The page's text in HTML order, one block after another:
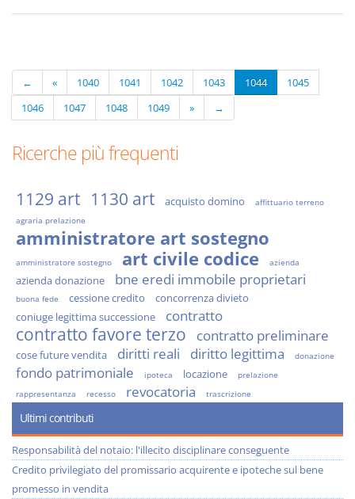
← « 1040 1041 1042 1043 1044
1045
1046
1047 1048 1049 » →
Ricerche più frequenti
1129 art 1130 art acquisto domino
affittuario terreno
agraria prelazione
amministratore art sostegno
amministratore sostegno art civile codice azienda
azienda donazione bne eredi immobile proprietari
buona fede cessione credito
concorrenza divieto
coniuge legittima successione
contratto
contratto favore terzo contratto preliminare
cose future vendita diritti reali diritto legittima donazione
fondo patrimoniale ipoteca locazione
prelazione
rappresentanza
recesso revocatoria trascrizione
Ultimi contributi
Responsabilità del notaio: l'illecito disciplinare conseguente
Credito privilegiato del promissario acquirente e ipoteche sul bene
promesso in vendita